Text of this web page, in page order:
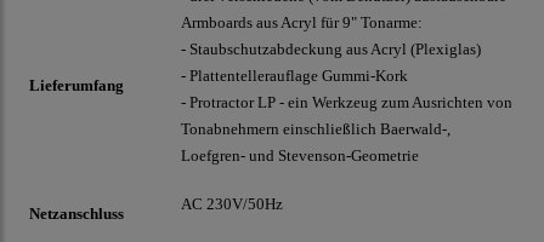
Lieferumfang
Armboards aus Acryl für 9" Tonarme:
- Staubschutzabdeckung aus Acryl (Plexiglas)
- Plattentellerauflage Gummi-Kork
- Protractor LP - ein Werkzeug zum Ausrichten von
Tonabnehmern einschließlich Baerwald-,
Loefgren- und Stevenson-Geometrie
Netzanschluss
AC 230V/50Hz